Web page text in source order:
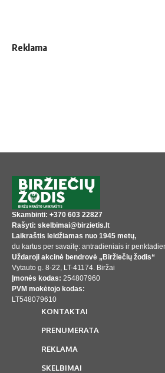
Reklama
Skambinti: +370 603 22827
Rašyti: skelbimai@birzietis.lt
Laikraštis leidžiamas nuo 1945 metų,
du kartus per savaitę: antradieniais ir
Uždaroji akcinė bendrovė „Biržiečių žodis“
Vytauto g. 8-22, LT-41174. Biržai
Įmonės kodas: 254807960
PVM mokėtojo kodas:
LT548079610
KONTAKTAI
PRENUMERATA
REKLAMA
SKELBIMAI